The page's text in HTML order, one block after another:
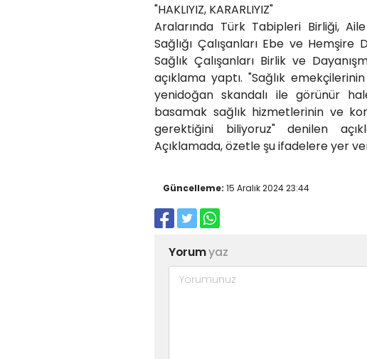
"HAKLIYIZ, KARARLIYIZ"
Aralarında Türk Tabipleri Birliği, Aile
Sağlığı Çalışanları Ebe ve
Sağlık Çalışanları Birlik ve
açıklama yaptı. "Sağlık
yenidoğan skandalı ile görünür
basamak sağlık hizmetlerinin ve
gerektiğini biliyoruz" denilen
Açıklamada, özetle şu ifadelere yer
Güncelleme: 15 Aralık 2024 23:44
Yorumyaz